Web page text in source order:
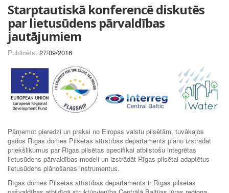
Starptautiskā konferencē diskutēs
par lietusūdens pārvaldības
jautājumiem
Publicēts: 27/09/2016
Pārņemot pieredzi un praksi no Eiropas valstu pilsētām, tuvākajos
gados Rīgas domes Pilsētas attīstības departaments plāno izstrādāt
priekšlikumus par Rīgas pilsētas specifikai atbilstošu integrētas
lietusūdens pārvaldības modeli un izstrādāt Rīgas pilsētai adaptētus
lietusūdens plānošanas instrumentus.
Rīgas domes Pilsētas attīstības departaments ir Rīgas pilsētas